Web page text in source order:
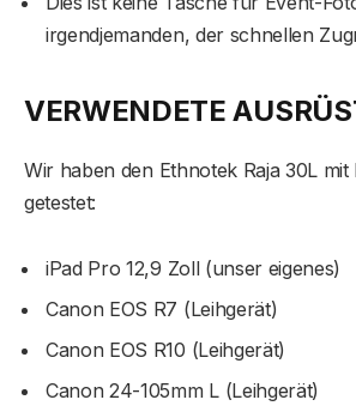
irgendjemanden, der schnellen
VERWENDETE
Wir haben den Ethnotek Raja 30L mit
getestet:
iPad Pro 12,9 Zoll (unser eigenes)
Canon EOS R7 (Leihgerät)
Canon EOS R10 (Leihgerät)
Canon 24-105mm L (Leihgerät)